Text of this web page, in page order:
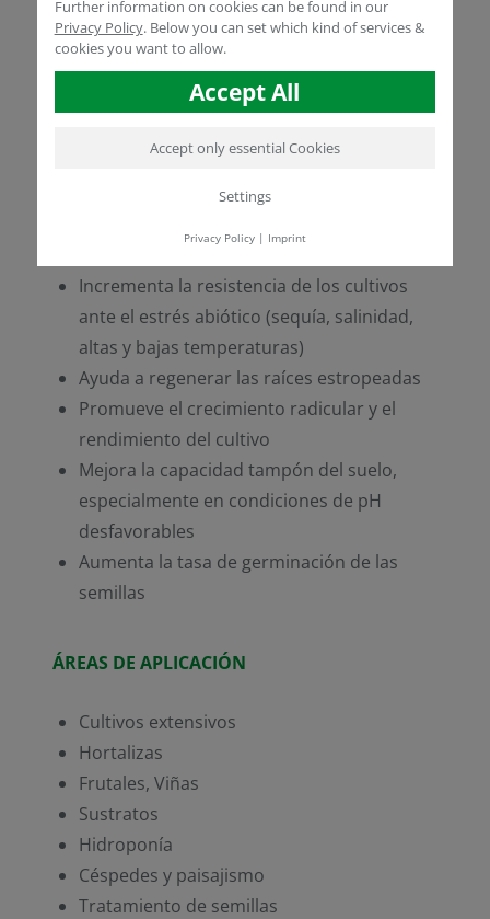
las plantas.
La presencia de ácidos húmicos y extracto de
algas estimula el desarrollo radicular.
BioHealth® TH WSGactúa como
mejorador de suelos.
BENEFICIOS Y RECOMENDACIONES DE
Incrementa la resistencia de los cultivos
ante el estrés abiótico (sequía, salinidad,
altas y bajas temperaturas)
Ayuda a regenerar las raíces estropeadas
Promueve el crecimiento radicular y el
rendimiento del cultivo
Mejora la capacidad tampón del suelo,
especialmente en condiciones de pH
desfavorables
Aumenta la tasa de germinación de las
semillas
ÁREAS DE APLICACIÓN
Cultivos extensivos
Hortalizas
Frutales, Viñas
Sustratos
Hidroponía
Céspedes y paisajismo
Tratamiento de semillas
Further information on cookies can be found in our
Privacy Policy. Below you can set which kind of services &
cookies you want to allow.
Accept All
Accept only essential Cookies
Settings
Privacy Policy| Imprint